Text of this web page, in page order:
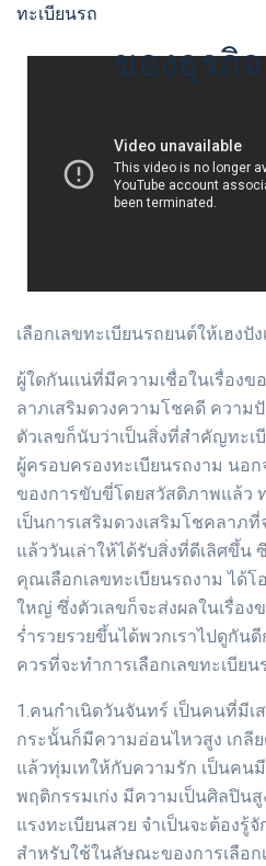
ของธุรกิจ
ทะเบียนรถ
เลือกเลขทะเบียนรถยนต์ให้เฮงปั
ผู้ใดกันแน่ที่มีความเชื่อในเรื่องข
ลาภเสริมดวงความโชคดี ความ
ตัวเลขก็นับว่าเป็นสิ่งที่สำคัญทะเ
ผู้ครอบครองทะเบียนรถงาม นอ
ของการขับขี่โดยสวัสดิภาพแล้ว
เป็นการเสริมดวงเสริมโชคลาภ
แล้ววันเล่าให้ได้รับสิ่งที่ดีเลิศขึ้น
คุณเลือกเลขทะเบียนรถงาม ได้
ใหญ่ ซึ่งตัวเลขก็จะส่งผลในเรื่อง
ร่ำรวยรวยขึ้นได้พวกเราไปดูกัน
ควรที่จะทำการเลือกเลขทะเบียน
1.คนกำเนิดวันจันทร์ เป็นคนที่มี
กระนั้นก็มีความอ่อนไหวสูง เกลี
แล้วทุ่มเทให้กับความรัก เป็นค
พฤติกรรมเก่ง มีความเป็นศิลปิน
แรงทะเบียนสวย จำเป็นจะต้องรู้
สำหรับใช้ในลัษณะของการเลือก